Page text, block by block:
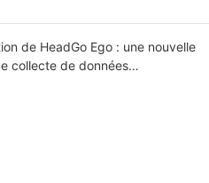
de HeadGo Ego : une nouvelle
collecte de données